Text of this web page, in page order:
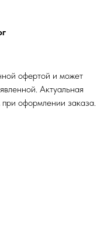
офертой и может
Актуальная
оформлении заказа.